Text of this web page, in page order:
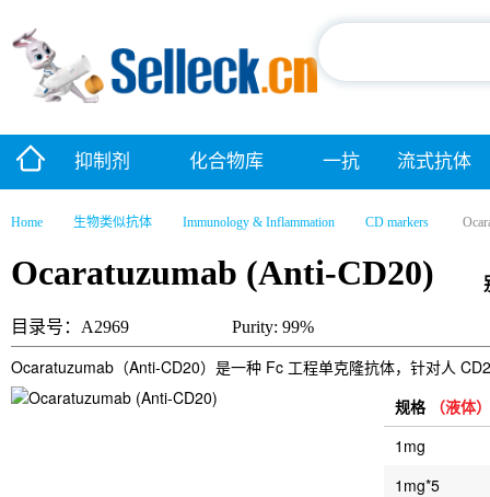
抑制剂 化合物库 一抗 流式抗体
Home 生物类似抗体 Immunology & Inflammation CD markers
Ocaratuzumab (Anti-CD20)
目录号：A2969 Purity: 99%
Ocaratuzumab（Anti-CD20）是一种 Fc 工程单克隆抗体，针对人
规格 （液体）
1mg
1mg*5